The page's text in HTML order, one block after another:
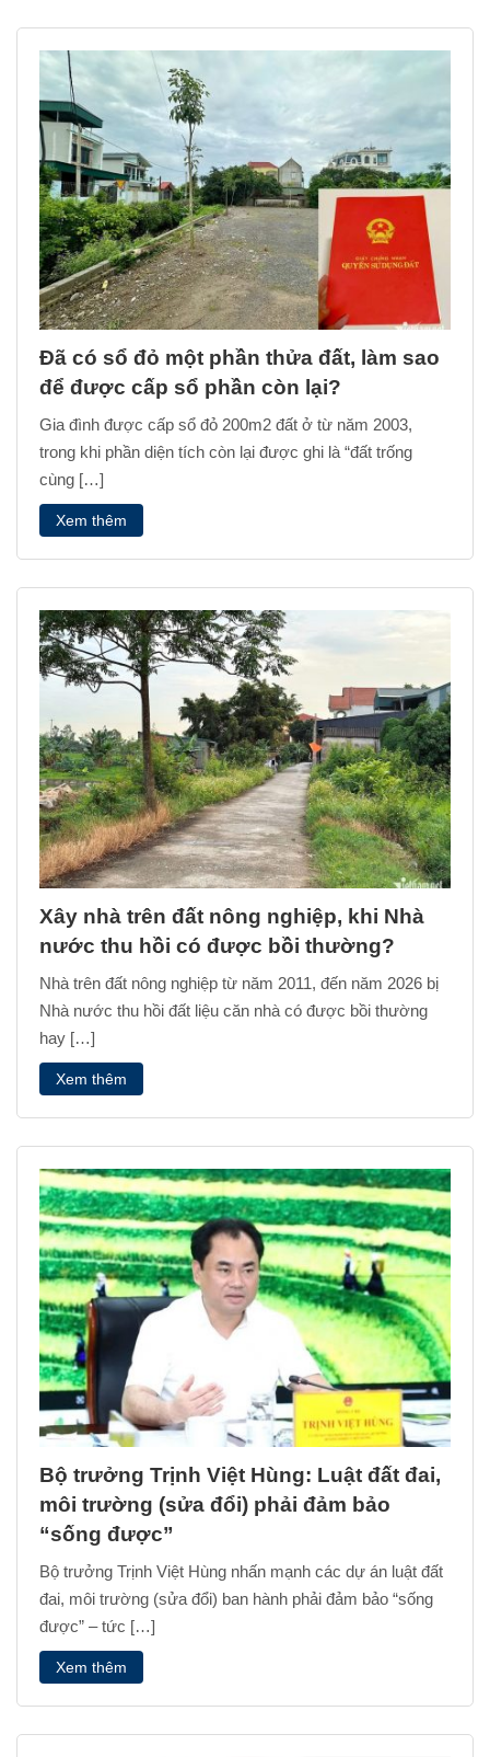
Đã có sổ đỏ một phần thửa đất, làm sao
để được cấp sổ phần còn lại?
Gia đình được cấp sổ đỏ 200m2 đất ở từ năm 2003,
trong khi phần diện tích còn lại được ghi là “đất trống
cùng […]
Xem thêm
Xây nhà trên đất nông nghiệp, khi Nhà
nước thu hồi có được bồi thường?
Nhà trên đất nông nghiệp từ năm 2011, đến năm 2026 bị
Nhà nước thu hồi đất liệu căn nhà có được bồi thường
hay […]
Xem thêm
Bộ trưởng Trịnh Việt Hùng: Luật đất đai,
môi trường (sửa đổi) phải đảm bảo
“sống được”
Bộ trưởng Trịnh Việt Hùng nhấn mạnh các dự án luật đất
đai, môi trường (sửa đổi) ban hành phải đảm bảo “sống
được” – tức […]
Xem thêm